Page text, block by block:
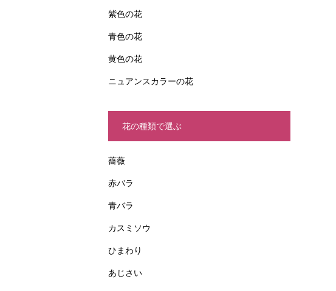
紫色の花
青色の花
黄色の花
ニュアンスカラーの花
花の種類で選ぶ
薔薇
赤バラ
青バラ
カスミソウ
ひまわり
あじさい